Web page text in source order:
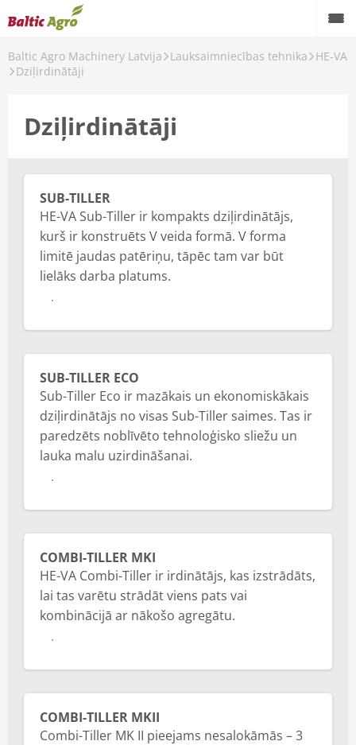
Baltic Agro Machinery Latvija Lauksaimniecības tehnika
HE-VA
Dziļirdinātāji
Dziļirdinātāji
SUB-TILLER
HE-VA Sub-Tiller ir kompakts dziļirdinātājs,
kurš ir konstruēts V veida formā. V forma
limitē jaudas patēriņu, tāpēc tam var būt
lielāks darba platums.
Vairāk
SUB-TILLER ECO
Sub-Tiller Eco ir mazākais un ekonomiskākais
dziļirdinātājs no visas Sub-Tiller saimes. Tas ir
paredzēts noblīvēto tehnoloģisko sliežu un
lauka malu uzirdināšanai.
Vairāk
COMBI-TILLER MKI
HE-VA Combi-Tiller ir irdinātājs, kas izstrādāts,
lai tas varētu strādāt viens pats vai
kombinācijā ar nākošo agregātu.
Vairāk
COMBI-TILLER MKII
Combi-Tiller MK II pieejams nesalokāmās – 3